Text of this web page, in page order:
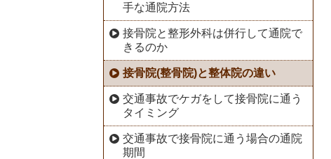
手な通院方法
接骨院と整形外科は併行して通院で
きるのか
接骨院(整骨院)と整体院の違い
交通事故でケガをして接骨院に通う
タイミング
交通事故で接骨院に通う場合の通院
期間